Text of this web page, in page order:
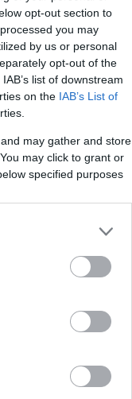
opt-out section to
you may
by us or personal
opt-out of the
list of downstream
on the IAB’s List of
may gather and store
may click to grant or
specified purposes